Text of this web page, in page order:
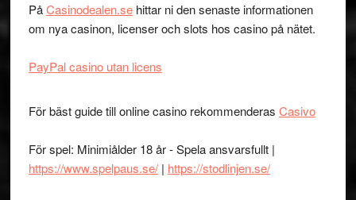
PåCasinodealen.sehittar ni den senaste informationen
om nya casinon, licenser och slots hos casino på nätet.
PayPal casino utan licens
För bäst guide till online casino rekommenderas Casivo
För spel: Minimiålder 18 år - Spela ansvarsfullt |
https://www.spelpaus.se/| https://stodlinjen.se/